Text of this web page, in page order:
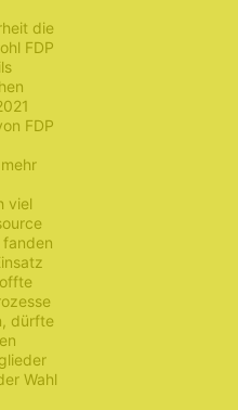
die
FDP
FDP
viel
dürfte
Wahl